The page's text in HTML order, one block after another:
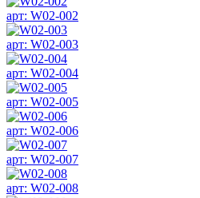
арт: W02-002
арт: W02-003
арт: W02-004
арт: W02-005
арт: W02-006
арт: W02-007
арт: W02-008